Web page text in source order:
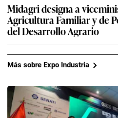
Midagri designa a
Agricultura Familiar y de
del Desarrollo Agrario
Más sobre Expo Industria